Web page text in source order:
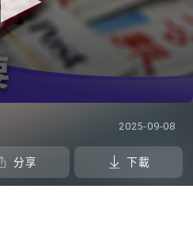
2025-09-08
分享 下載